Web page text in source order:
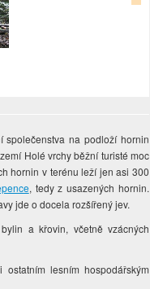
na podloží hornin
Holé vrchy běžní turisté moc
hornin v terénu leží jen asi 300
, tedy z usazených hornin.
jde o docela rozšířený jev.
a křovin, včetně vzácných
lesním hospodářským